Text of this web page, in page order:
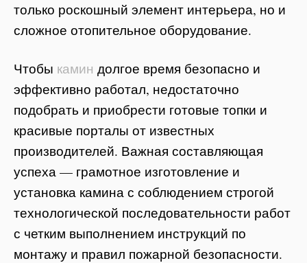
только роскошный элемент интерьера, но и
сложное отопительное оборудование.
Чтобы камин долгое время безопасно и
эффективно работал, недостаточно
подобрать и приобрести готовые топки и
красивые порталы от известных
производителей. Важная составляющая
успеха — грамотное изготовление и
установка камина с соблюдением строгой
технологической последовательности работ
с четким выполнением инструкций по
монтажу и правил пожарной безопасности.